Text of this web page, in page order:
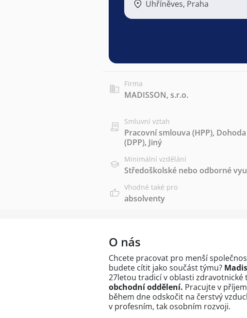
Uhříněves, Praha
Firma
MADISSON, s.r.o.
Smluvní vztah
Pracovní smlouva (HPP),
(DPP), Jiný
Minimální vzdělání
Středoškolské nebo odborné
Vhodné také pro
absolventy
O nás
Chcete pracovat pro menší
budete cítit jako součást týmu?
27letou tradicí v oblasti zdravotnické
obchodní oddělení. Pracujte v
během dne odskočit na čerstvý
v profesním, tak osobním rozvoji.